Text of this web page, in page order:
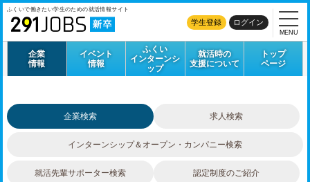
ふくいで働きたい学生のための就活情報サイト
学生登録 ログイン
企業
情報
イベント
情報
ふくい
インターンシ
ップ
就活時の
支援について
トップ
ページ
MENU
企業検索 求人検索
インターンシップ＆ オープン・カンパニー検索
就活先輩サポーター検索 認定制度のご紹介